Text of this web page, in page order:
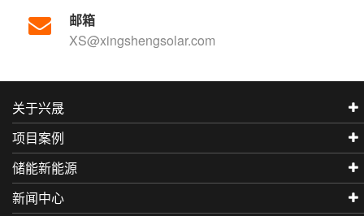
邮箱
XS@xingshengsolar.com
关于兴晟
项目案例
储能新能源
新闻中心